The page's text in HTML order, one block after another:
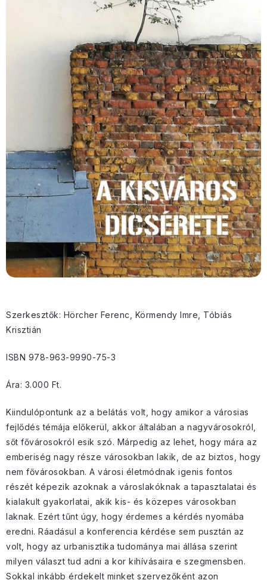
Szerkesztők: Hörcher Ferenc, Körmendy Imre, Tóbiás
Krisztián
ISBN 978-963-9990-75-3
Ára: 3.000 Ft.
Kiindulópontunk az a belátás volt, hogy amikor a városias
fejlődés témája előkerül, akkor általában a nagyvárosokról,
sőt fővárosokról esik szó. Márpedig az lehet, hogy mára az
emberiség nagy része városokban lakik, de az biztos, hogy
nem fővárosokban. A városi életmódnak igenis fontos
részét képezik azoknak a városlakóknak a tapasztalatai és
kialakult gyakorlatai, akik kis- és közepes városokban
laknak. Ezért tűnt úgy, hogy érdemes a kérdés nyomába
eredni. Ráadásul a konferencia kérdése sem pusztán az
volt, hogy az urbanisztika tudománya mai állása szerint
milyen választ tud adni a kor kihívásaira e szegmensben.
Sokkal inkább érdekelt minket szervezőként azon